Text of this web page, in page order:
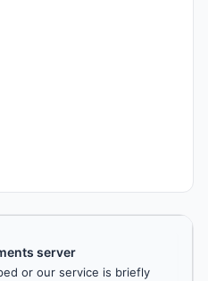
server
or our service is briefly